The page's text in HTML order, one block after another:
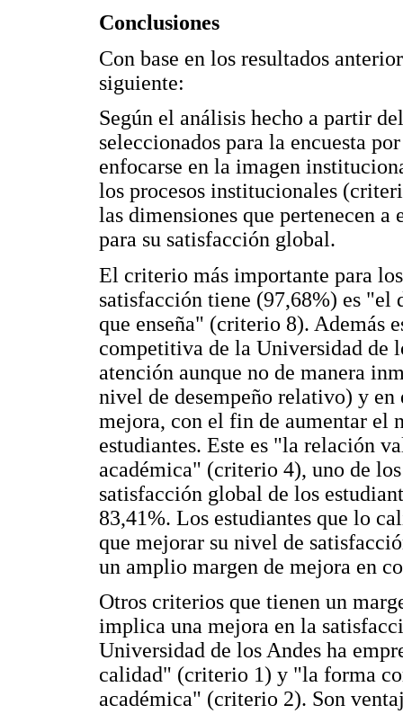
Conclusiones
Con base en los resultados
siguiente:
Según el análisis hecho a partir
seleccionados para la encuesta
enfocarse en la imagen
los procesos institucionales
las dimensiones que pertenecen
para su satisfacción global.
El criterio más importante para
satisfacción tiene (97,68%) es "el
que enseña" (criterio 8). Además
competitiva de la Universidad de
atención aunque no de manera
nivel de desempeño relativo) y en
mejora, con el fin de aumentar el
estudiantes. Este es "la relación
académica" (criterio 4), uno de
satisfacción global de los
83,41%. Los estudiantes que lo
que mejorar su nivel de
un amplio margen de mejora en
Otros criterios que tienen un
implica una mejora en la
Universidad de los Andes ha
calidad" (criterio 1) y "la forma
académica" (criterio 2). Son